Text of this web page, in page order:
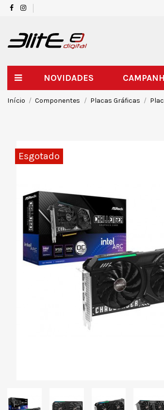
NOVIDADES
Início Componentes Placas Gráficas
Esgotado